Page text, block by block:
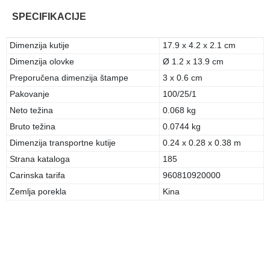
SPECIFIKACIJE
Dimenzija kutije
17.9 x 4.2 x 2.1 cm
Dimenzija olovke
Ø 1.2 x 13.9 cm
Preporučena dimenzija štampe
3 x 0.6 cm
Pakovanje
100/25/1
Neto težina
0.068 kg
Bruto težina
0.0744 kg
Dimenzija transportne kutije
0.24 x 0.28 x 0.38 m
Strana kataloga
185
Carinska tarifa
960810920000
Zemlja porekla
Kina